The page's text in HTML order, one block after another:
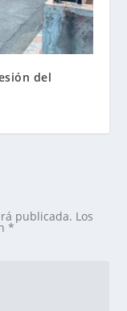
del
publicada. Los
*